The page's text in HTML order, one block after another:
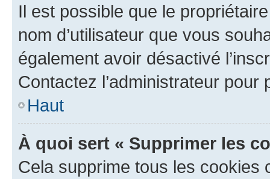
Il est possible que le
nom d’utilisateur que vous
également avoir désactivé
Contactez l’administrateur
Haut
À quoi sert « Supprimer les
Cela supprime tous les cookies